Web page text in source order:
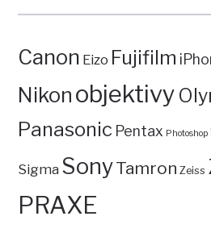
Canon Eizo Fujifilm
Nikon objektivy
Panasonic Pentax Photoshop
Sigma SonyTamron Zeiss
PRAXE